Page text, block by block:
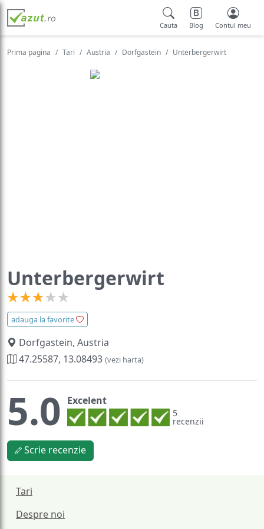
Cauta Blog Contul meu
Prima pagina Tari Austria Dorfgastein Unterbergerwirt
Unterbergerwirt
adauga la favorite
Dorfgastein, Austria
47.25587, 13.08493 (vezi harta)
5.0 Excelent
5
recenzii
Scrie recenzie
Tari
Despre noi